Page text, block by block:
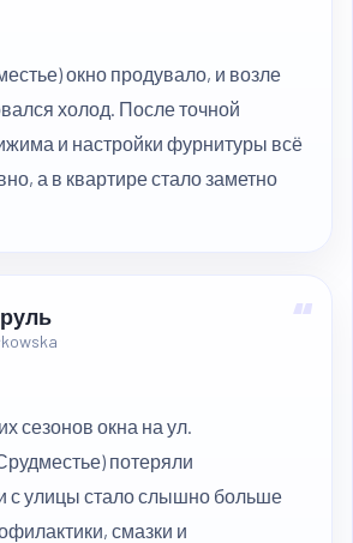
окно продувало, и возле
холод. После точной
и настройки фурнитуры всё
а в квартире стало заметно
“
сезонов окна на ул.
потеряли
с улицы стало слышно больше
смазки и